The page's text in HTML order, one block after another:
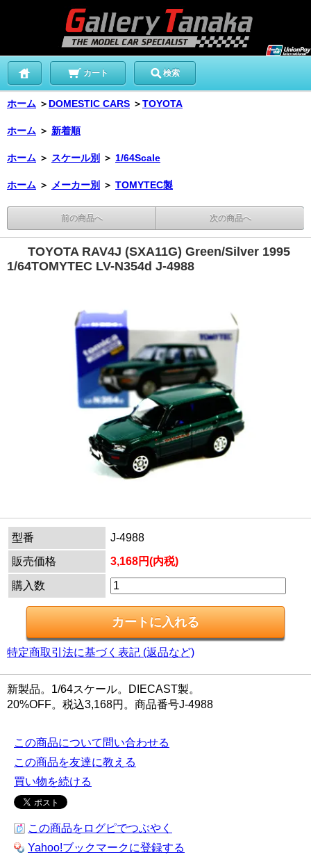
カート 検索
ホーム ＞ DOMESTIC CARS ＞TOYOTA
ホーム ＞ 新着順
ホーム ＞ スケール別 ＞ 1/64Scale
ホーム ＞ メーカー別 ＞ TOMYTEC製
前の商品へ 次の商品へ
TOYOTA RAV4J (SXA11G) Green/Silver 1995
1/64TOMYTEC LV-N354d J-4988
型番
J-4988
販売価格
3,168円(内税)
購入数
特定商取引法に基づく表記 (返品など)
新製品。1/64スケール。DIECAST製。
20%OFF。税込3,168円。商品番号J-4988
この商品について問い合わせる
この商品を友達に教える
買い物を続ける
この商品をログピでつぶやく
Yahoo!ブックマークに登録する